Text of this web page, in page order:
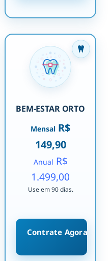
BEM-ESTAR ORTO
Mensal R$
149,90
Anual R$
1.499,00
Use em 90 dias.
Contrate Agora